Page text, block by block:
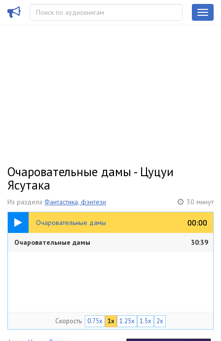
Очаровательные дамы - Цуцуи
Ясутака
Из раздела Фантастика, фэнтези 30 минут
Очаровательные дамы 00:00
00:00
30:39
Очаровательные дамы 30:39
Скорость 0.75x 1x 1.25x 1.5x 2x